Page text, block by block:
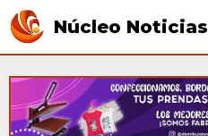
Núcleo Noticias